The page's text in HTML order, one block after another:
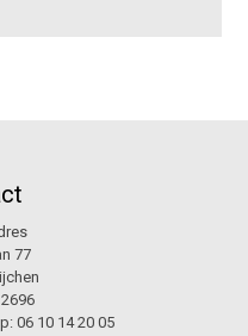
77
06 10 14 20 05